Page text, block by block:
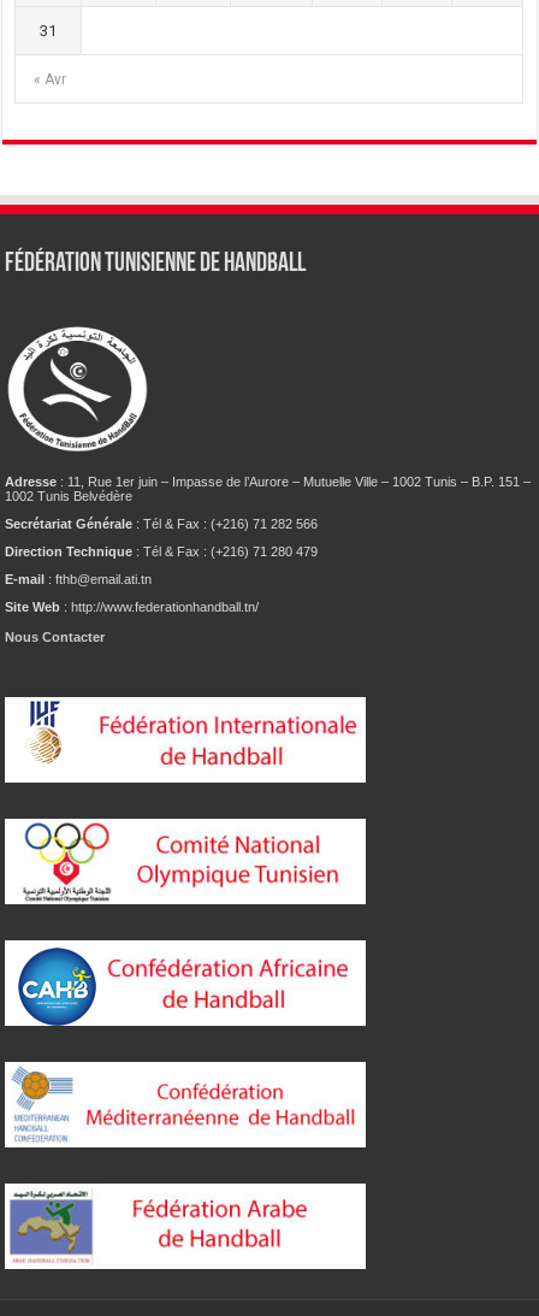
« Avr
31
Fédération tunisienne de Handball
Adresse : 11, Rue 1er juin – Impasse de l’Aurore – Mutuelle Ville – 1002 Tunis – B.P. 151 –
1002 Tunis Belvédère
Secrétariat Générale : Tél & Fax : (+216) 71 282 566
Direction Technique : Tél & Fax : (+216) 71 280 479
E-mail : fthb@email.ati.tn
Site Web : http://www.federationhandball.tn/
Nous Contacter